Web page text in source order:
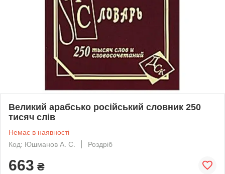
Великий арабсько російський словник 250
тисяч слів
Немає в наявності
Код: Юшманов А. С.
Роздріб
663 ₴